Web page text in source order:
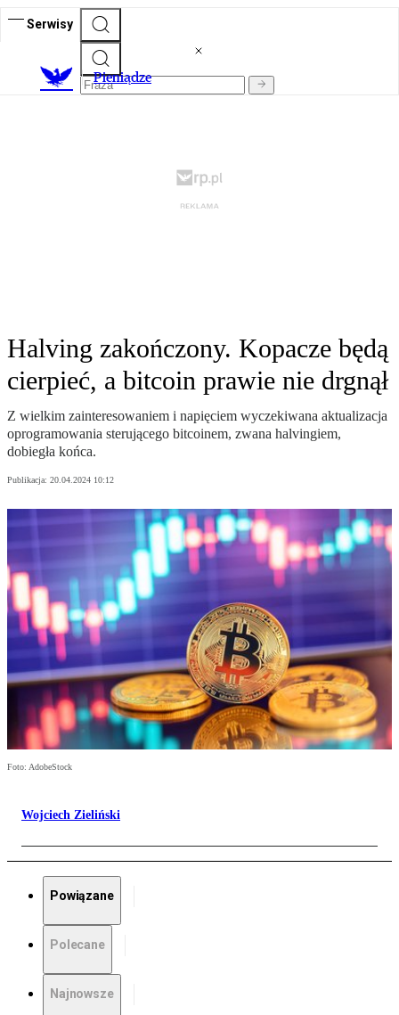
Serwisy
Pieniądze
Halving zakończony. Kopacze będą
cierpieć, a bitcoin prawie nie drgnął
Z wielkim zainteresowaniem i napięciem wyczekiwana aktualizacja
oprogramowania sterującego bitcoinem, zwana halvingiem,
dobiegła końca.
Publikacja: 20.04.2024 10:12
Foto: AdobeStock
Wojciech Zieliński
Powiązane
Polecane
Najnowsze